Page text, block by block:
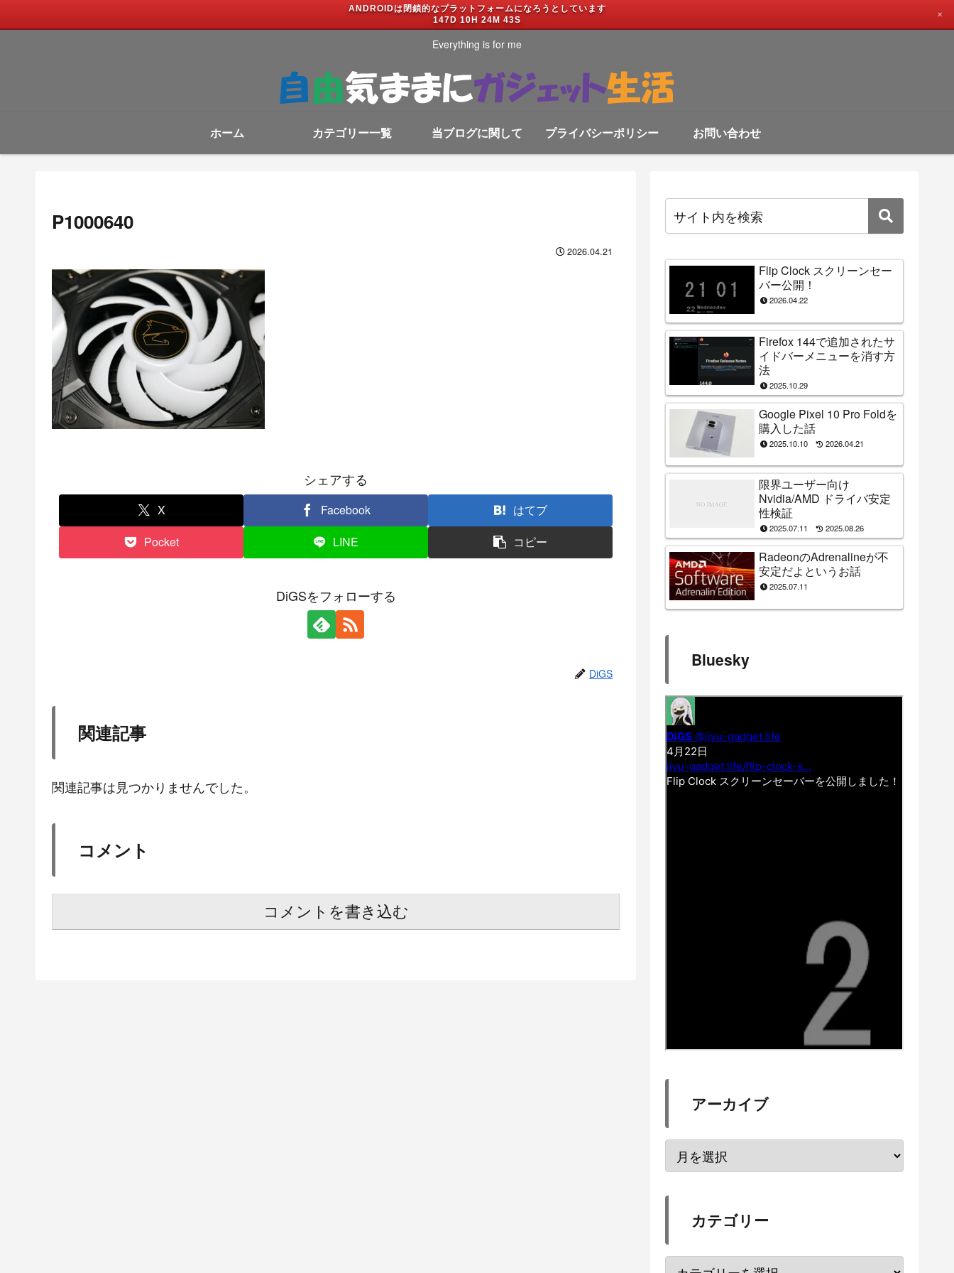
ANDROIDは閉鎖的なプラットフォームになろうとしています
147D 10H 24M 41S
✕
Everything is for me
ホーム カテゴリー一覧 当ブログに関して プライバシーポリシー お問い合わせ
P1000640
2026.04.21
シェアする
X Facebook
はてブ
Pocket
LINE コピー
DiGSをフォローする
DiGS
関連記事
関連記事は見つかりませんでした。
コメント
コメントを書き込む
Flip Clock スクリーンセー
バー公開！
2026.04.22
Firefox 144で追加されたサ
イドバーメニューを消す方
法
2025.10.29
Google Pixel 10 Pro Foldを
購入した話
2025.10.10 2026.04.21
限界ユーザー向け
Nvidia/AMD ドライバ安定
性検証
2025.07.11 2025.08.26
RadeonのAdrenalineが不
安定だよというお話
2025.07.11
Bluesky
アーカイブ
カテゴリー